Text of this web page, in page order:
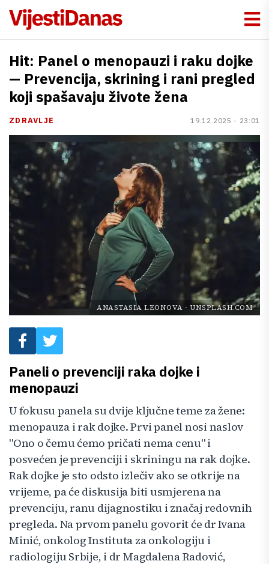
Hit: Panel o menopauzi i raku dojke
— Prevencija, skrining i rani pregled
koji spašavaju živote žena
ZDRAVLJE 19.12.2025 - 23:01
ANASTASIA LEONOVA - UNSPLASH.COM
Paneli o prevenciji raka dojke i
menopauzi
U fokusu panela su dvije ključne teme za žene:
menopauza i rak dojke. Prvi panel nosi naslov
"Ono o čemu ćemo pričati nema cenu" i
posvećen je prevenciji i skriningu na rak dojke.
Rak dojke je sto odsto izlečiv ako se otkrije na
vrijeme, pa će diskusija biti usmjerena na
prevenciju, ranu dijagnostiku i značaj redovnih
pregleda. Na prvom panelu govorit će dr Ivana
Minić, onkolog Instituta za onkologiju i
radiologiju Srbije, i dr Magdalena Radović,